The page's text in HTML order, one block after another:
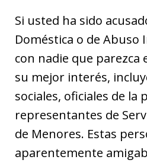
Si usted ha sido
Doméstica o de
con nadie que parezca
su mejor interés,
sociales, oficiales de la
representantes de
de Menores. Estas
aparentemente